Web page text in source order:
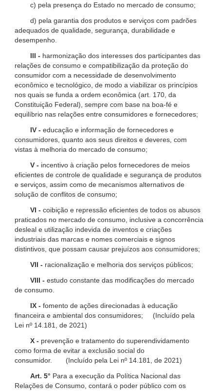
c) pela presença do Estado no mercado de consumo;
d) pela garantia dos produtos e serviços com padrões
adequados de qualidade, segurança, durabilidade e
desempenho.
III - harmonização dos interesses dos participantes das
relações de consumo e compatibilização da proteção do
consumidor com a necessidade de desenvolvimento
econômico e tecnológico, de modo a viabilizar os princípios
nos quais se funda a ordem econômica (art. 170, da
Constituição Federal), sempre com base na boa-fé e
equilíbrio nas relações entre consumidores e fornecedores;
IV - educação e informação de fornecedores e
consumidores, quanto aos seus direitos e deveres, com
vistas à melhoria do mercado de consumo;
V - incentivo à criação pelos fornecedores de meios
eficientes de controle de qualidade e segurança de produtos
e serviços, assim como de mecanismos alternativos de
solução de conflitos de consumo;
VI - coibição e repressão eficientes de todos os abusos
praticados no mercado de consumo, inclusive a concorrência
desleal e utilização indevida de inventos e criações
industriais das marcas e nomes comerciais e signos
distintivos, que possam causar prejuízos aos consumidores;
VII - racionalização e melhoria dos serviços públicos;
VIII - estudo constante das modificações do mercado
de consumo.
IX - fomento de ações direcionadas à educação
financeira e ambiental dos consumidores; (Incluído pela
Lei nº 14.181, de 2021)
X - prevenção e tratamento do superendividamento
como forma de evitar a exclusão social do
consumidor. (Incluído pela Lei nº 14.181, de 2021)
Art. 5° Para a execução da Política Nacional das
Relações de Consumo, contará o poder público com os